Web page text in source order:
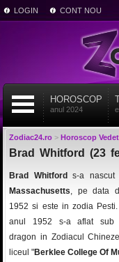
LOGIN CONT NOU
HOROSCOP
anul 2024
Zodiac24.ro> Horoscop
Brad Whitford (23
Brad Whitford s-a nascut
Massachusetts, pe data
1952 si este in zodia
anul 1952 s-a aflat sub
dragon in Zodiacul
liceul "Berklee College Of